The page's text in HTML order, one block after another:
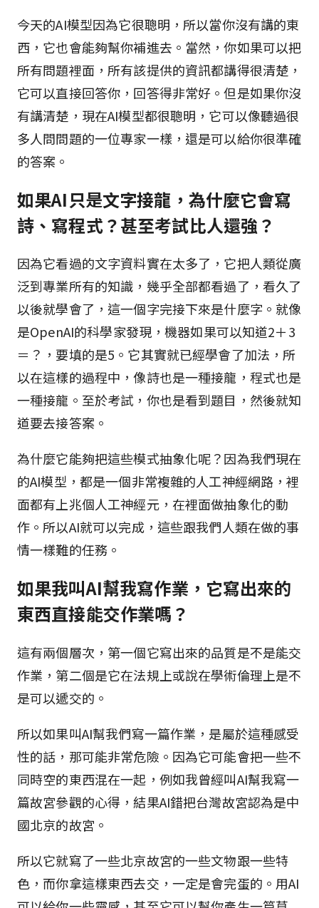
今天的AI模型因為它很聰明，所以當你沒有講的東
西，它也會能夠幫你補進去。當然，你如果可以把
所有問題裡面，所有該提供的資訊都講得很清楚，
它可以直接回答你，回答得非常好。但是如果你沒
有講清楚，現在AI模型都很聰明，它可以像聽過很
多人問問題的一位專家一樣，還是可以給你很準確
的答案。
如果AI只是文字接龍，為什麼它會寫
詩、寫程式？甚至考試比人還強？
因為它看過的文字資料實在太多了，它把人類從廣
泛到專業所有的知識，幾乎全部都看過了，看久了
以後就學會了，這一個字完接下來是什麼字。就像
是OpenAI的科學家發現，機器如果可以知道2＋3
＝？，要填的是5。它其實就已經學會了加法，所
以在這樣的過程中，像詩也是一種接龍，程式也是
一種接龍。至於考試，你也是看到題目，然後就知
道要去接答案。
為什麼它能夠把這些模式抽象化呢？因為我們現在
的AI模型，都是一個非常複雜的人工神經網路，裡
面都有上兆個人工神經元，在裡面做抽象化的動
作。所以AI就可以完成，這些跟我們人類在做的事
情一樣難的任務。
如果我叫AI幫我寫作業，它寫出來的
東西直接能交作業嗎？
這有兩個層次，第一個它寫出來的品質是不是能交
作業，第二個是它在法規上或說在學術倫理上是不
是可以遞交的。
所以如果叫AI幫我們寫一篇作業，是屬於這種感受
性的話，那可能非常危險。因為它可能會把一些不
同時空的東西混在一起，例如我曾經叫AI幫我寫一
篇故宮參觀的心得，結果AI錯把台灣故宮認為是中
國北京的故宮。
所以它就寫了一些北京故宮的一些文物跟一些特
色，而你拿這樣東西去交，一定是會完蛋的。用AI